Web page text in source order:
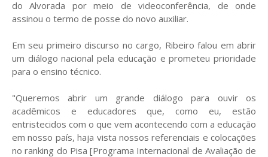
do Alvorada por meio de videoconferência, de onde
assinou o termo de posse do novo auxiliar.
Em seu primeiro discurso no cargo, Ribeiro falou em abrir
um diálogo nacional pela educação e prometeu prioridade
para o ensino técnico.
"Queremos abrir um grande diálogo para ouvir os
acadêmicos e educadores que, como eu, estão
entristecidos com o que vem acontecendo com a educação
em nosso país, haja vista nossos referenciais e colocações
no ranking do Pisa [Programa Internacional de Avaliação de